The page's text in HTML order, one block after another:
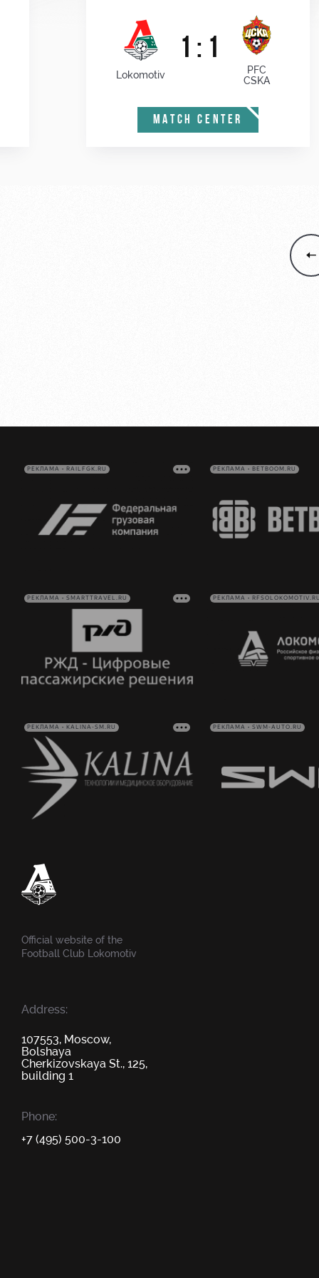
Lokomotiv
1 : 1
PFC
CSKA
MATCH CENTER
РЕКЛАМА • RAILFGK.RU РЕКЛАМА • BETBOOM.RU
РЕКЛАМА • SMARTTRAVEL.RU РЕКЛАМА • RFSOLOKOMOTIV.RU
РЕКЛАМА • KALINA-SM.RU РЕКЛАМА • SWM-AUTO.RU
Official website of the
Football Club Lokomotiv
Address:
107553, Moscow,
Bolshaya
Cherkizovskaya St., 125,
building 1
Phone:
+7 (495) 500-3-100